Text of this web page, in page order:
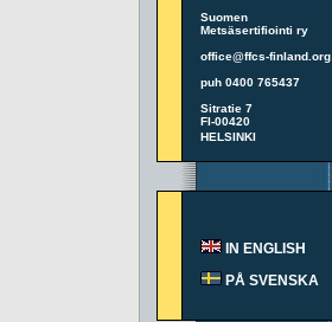
Suomen
Metsäsertifiointi ry
office@ffcs-finland.org
puh 0400 765437
Sitratie 7
FI-00420
HELSINKI
IN ENGLISH
PÅ SVENSKA